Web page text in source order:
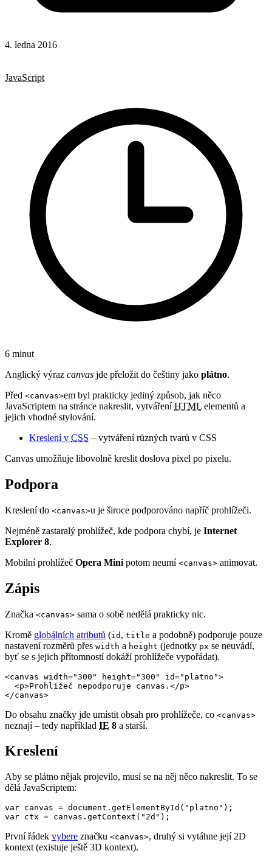
4. ledna 2016
JavaScript
6 minut
Anglický výraz canvas jde přeložit do češtiny jako plátno.
Před <canvas>em byl prakticky jediný způsob, jak něco
JavaScriptem na stránce nakreslit, vytvářeníHTML elementů a
jejich vhodné stylování.
Kreslení v CSS – vytváření různých tvarů v CSS
Canvas umožňuje libovolně kreslit doslova pixel po pixelu.
Podpora
Kreslení do <canvas>u je široce podporováno napříč prohlížeči.
Nejméně zastaralý prohlížeč, kde podpora chybí, je Internet
Explorer 8.
Mobilní prohlížeč Opera Mini potom neumí <canvas> animovat.
Zápis
Značka <canvas> sama o sobě nedělá prakticky nic.
Kromě globálních atributů (id , title a podobně) podporuje pouze
nastavení rozměrů přes width a height (jednotky px se neuvádí,
byť se s jejich přítomností dokáží prohlížeče vypořádat).
<canvas width="300" height="300" id="platno">
  <p>Prohlížeč nepodporuje canvas.</p>
</canvas>
Do obsahu značky jde umístit obsah pro prohlížeče, co <canvas>
neznají – tedy například IE 8 a starší.
Kreslení
Aby se plátno nějak projevilo, musí se na něj něco nakreslit. To se
dělá JavaScriptem:
var canvas = document.getElementById("platno");
var ctx = canvas.getContext("2d");
První řádek vybere značku <canvas>, druhý si vytáhne její 2D
kontext (existuje ještě 3D kontext).